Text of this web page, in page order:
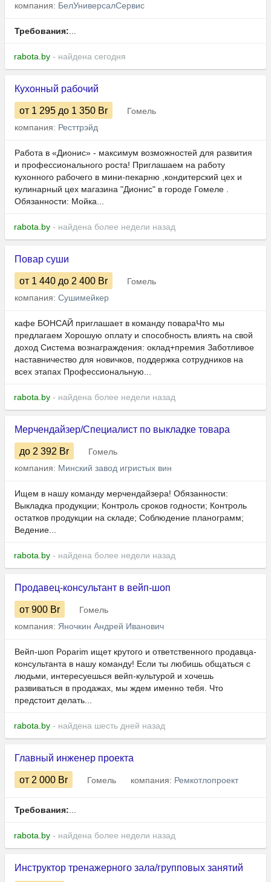
компания: БелУниверсалСервис
Требования:...
rabota.by - найдена сегодня
Кухонный рабочий
от 1 295 до 1 350 Br
Гомель
компания: Ресттрэйд
Работа в «Дионис» - максимум возможностей для развития
и профессионального роста! Приглашаем на работу
кухонного рабочего в мини-пекарню ,кондитерский цех и
кулинарный цех магазина "Дионис" в городе Гомеле .
Обязанности: Мойка...
rabota.by - найдена более недели назад
Повар суши
от 1 440 до 2 400 Br
Гомель
компания: Сушимейкер
кафе БОНСАЙ приглашает в команду повараЧто мы
предлагаем Хорошую оплату и способность влиять на свой
доход Система вознаграждения: оклад+премия Заботливое
наставничество для новичков, поддержка сотрудников на
всех этапах Профессиональную...
rabota.by - найдена более недели назад
Мерчендайзер/Специалист по выкладке товара
до 2 392 Br
Гомель
компания: Минский завод игристых вин
Ищем в нашу команду мерчендайзера! Обязанности:
Выкладка продукции; Контроль сроков годности; Контроль
остатков продукции на складе; Соблюдение планограмм;
Ведение...
rabota.by - найдена более недели назад
Продавец-консультант в вейп-шоп
от 900 Br
Гомель
компания: Яночкин Андрей Иванович
Вейп-шоп Poparim ищет крутого и ответственного продавца-
консультанта в нашу команду! Если ты любишь общаться с
людьми, интересуешься вейп-культурой и хочешь
развиваться в продажах, мы ждем именно тебя. Что
предстоит делать...
rabota.by - найдена шесть дней назад
Главный инженер проекта
от 2 000 Br Гомель компания: Ремкотлопроект
Требования:...
rabota.by - найдена более недели назад
Инструктор тренажерного зала/групповых занятий